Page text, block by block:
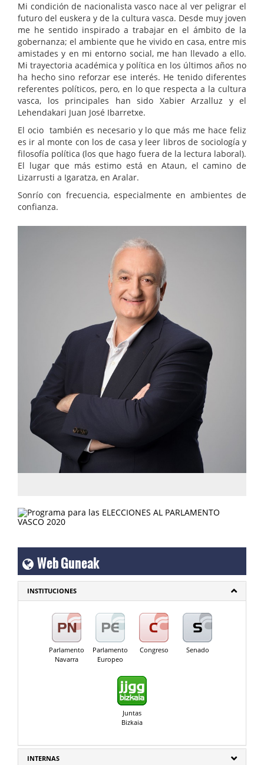
Mi condición de nacionalista vasco nace al ver peligrar el
futuro del euskera y de la cultura vasca. Desde muy joven
me he sentido inspirado a trabajar en el ámbito de la
gobernanza; el ambiente que he vivido en casa, entre mis
amistades y en mi entorno social, me han llevado a ello.
Mi trayectoria académica y política en los últimos años no
ha hecho sino reforzar ese interés. He tenido diferentes
referentes políticos, pero, en lo que respecta a la cultura
vasca, los principales han sido Xabier Arzalluz y el
Lehendakari Juan José Ibarretxe.
El ocio también es necesario y lo que más me hace feliz
es ir al monte con los de casa y leer libros de sociología y
filosofía política (los que hago fuera de la lectura laboral).
El lugar que más estimo está en Ataun, el camino de
Lizarrusti a Igaratza, en Aralar.
Sonrío con frecuencia, especialmente en ambientes de
confianza.
Web Guneak
INSTITUCIONES
Parlamento
Navarra
Parlamento
Europeo
Congreso Senado
Juntas
Bizkaia
INTERNAS